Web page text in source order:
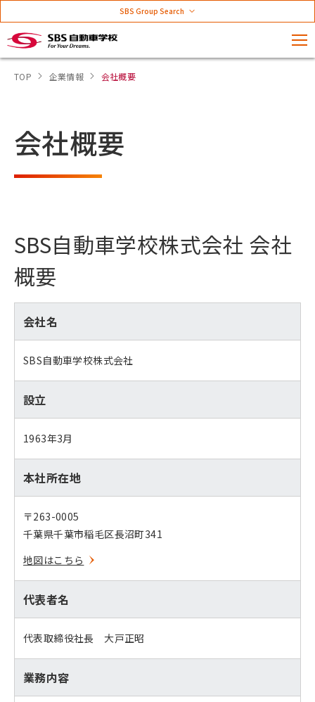
SBS Group Search
TOP 企業情報 会社概要
会社概要
SBS自動車学校株式会社 会社
概要
会社名
SBS自動車学校株式会社
設立
1963年3月
本社所在地
〒263-0005
千葉県千葉市稲毛区長沼町341
地図はこちら
代表者名
代表取締役社長 大戸正昭
業務内容